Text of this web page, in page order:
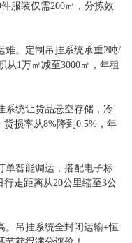
服装仅需200㎡，分拣效
难。定制吊挂系统承重2吨/
1万㎡减至3000㎡，年租
系统让货品悬空存储，冷
损率从8%降到0.5%，年
单智能调运，搭配电子标
走距离从20公里缩至3公
。吊挂系统全封闭运输+恒